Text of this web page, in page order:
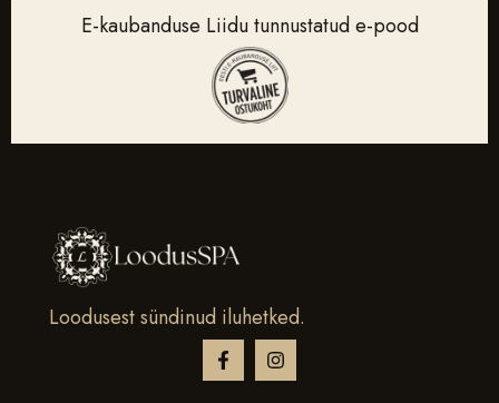
E-kaubanduse Liidu tunnustatud e-pood
Loodusest sündinud iluhetked.